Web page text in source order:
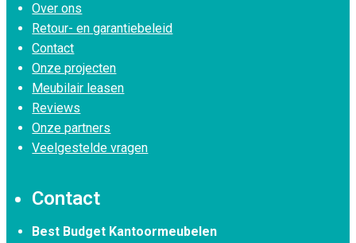
Over ons
Retour- en garantiebeleid
Contact
Onze projecten
Meubilair leasen
Reviews
Onze partners
Veelgestelde vragen
Contact
Best Budget Kantoormeubelen